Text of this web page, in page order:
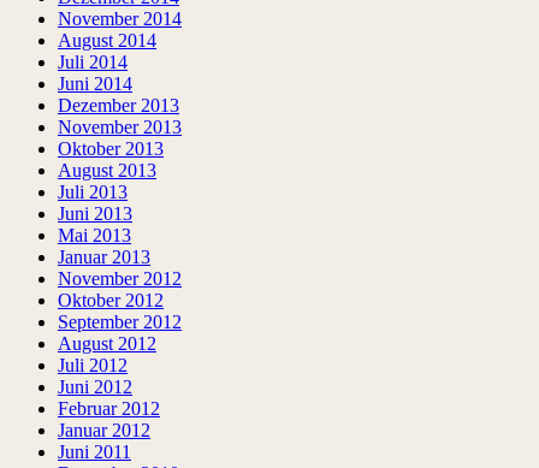
November 2014
August 2014
Juli 2014
Juni 2014
Dezember 2013
November 2013
Oktober 2013
August 2013
Juli 2013
Juni 2013
Mai 2013
Januar 2013
November 2012
Oktober 2012
September 2012
August 2012
Juli 2012
Juni 2012
Februar 2012
Januar 2012
Juni 2011